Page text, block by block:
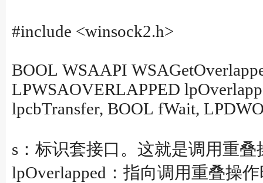
#include <winsock2.h>
BOOL WSAAPI
LPWSAOVERLAPPED
lpcbTransfer, BOOL fWait,
s：标识套接口。这就是调用重叠
lpOverlapped：指向调用重叠操